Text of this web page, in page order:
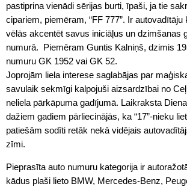
pastiprina vienādi sērijas burti, īpaši, ja tie
cipariem, piemēram, “FF 777”. Ir autovadītāju
vēlās akcentēt savus iniciāļus un dzimšanas
numurā. Piemēram Guntis Kalniņš, dzimis
numuru GK 1952 vai GK 52.
Joprojām liela interese saglabājas par
savulaik sekmīgi kalpojuši aizsardzībai no
neliela pārkāpuma gadījumā. Laikraksta
dažiem gadiem pārliecinājās, ka “17”-nieku
patiešām sodīti retāk nekā vidējais
zīmi.
Pieprasīta auto numuru kategorija ir
kādus plaši lieto BMW, Mercedes-Benz,